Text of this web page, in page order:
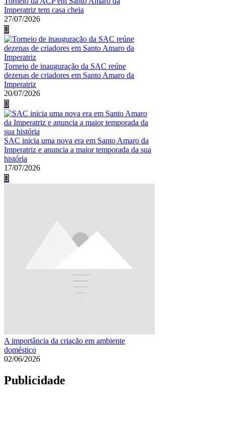
Imperatriz tem casa cheia
27/07/2026
Torneio de inauguração da SAC reúne
dezenas de criadores em Santo Amaro da
Imperatriz
20/07/2026
SAC inicia uma nova era em Santo Amaro da
Imperatriz e anuncia a maior temporada da sua
história
17/07/2026
A importância da criação em ambiente
doméstico
02/06/2026
Publicidade